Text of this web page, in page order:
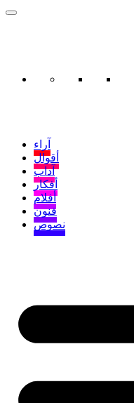
آراء
أقوال
آداب
أفكار
أفلام
فنون
نصوص